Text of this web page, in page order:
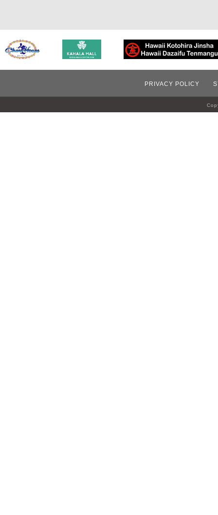
PRIVACY POLICY